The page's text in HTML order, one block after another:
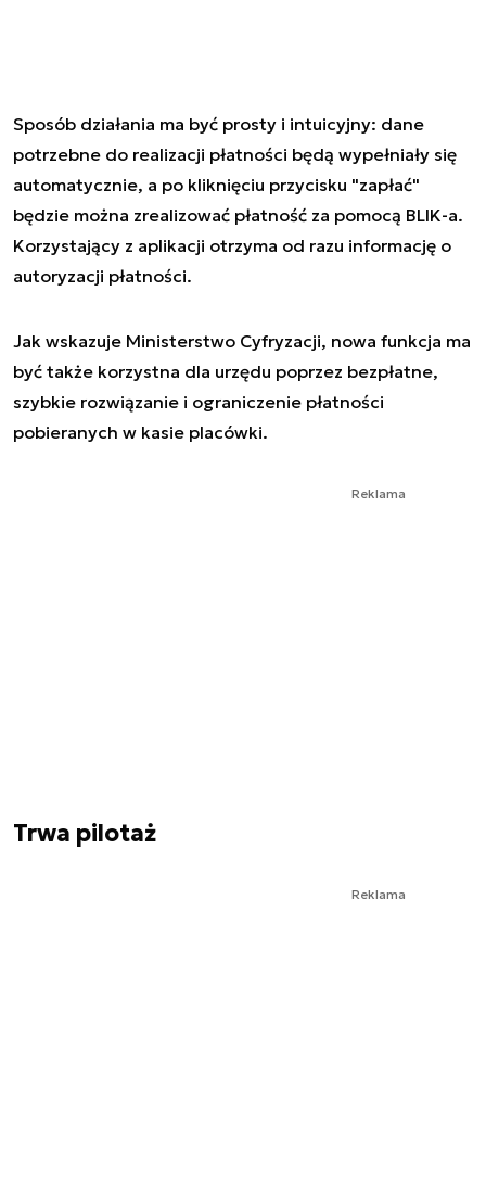
Sposób działania ma być prosty i intuicyjny: dane
potrzebne do realizacji płatności będą wypełniały się
automatycznie, a po kliknięciu przycisku "zapłać"
będzie można zrealizować płatność za pomocą BLIK-a.
Korzystający z aplikacji otrzyma od razu informację o
autoryzacji płatności.
Jak wskazuje Ministerstwo Cyfryzacji, nowa funkcja ma
być także korzystna dla urzędu poprzez bezpłatne,
szybkie rozwiązanie i ograniczenie płatności
pobieranych w kasie placówki.
Reklama
Trwa pilotaż
Reklama